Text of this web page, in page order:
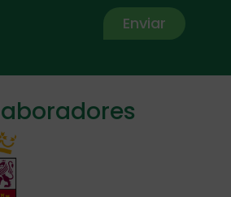
Enviar